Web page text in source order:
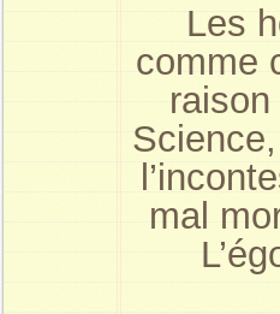
Les
comme
mal